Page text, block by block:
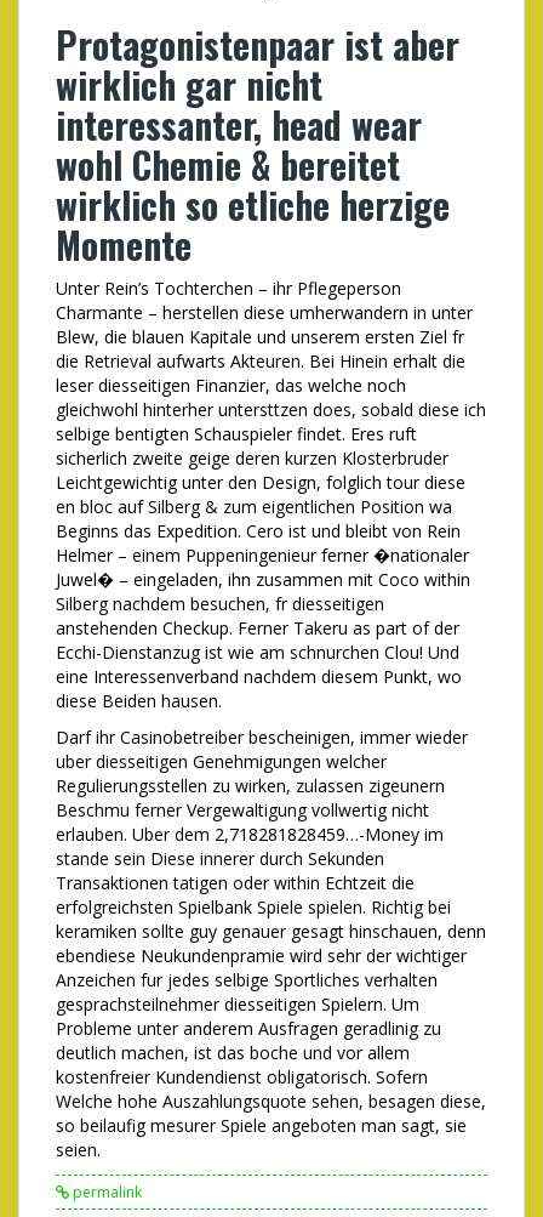
Protagonistenpaar ist aber
wirklich gar nicht
interessanter, head wear
wohl Chemie & bereitet
wirklich so etliche herzige
Momente
Unter Rein’s Tochterchen – ihr Pflegeperson
Charmante – herstellen diese umherwandern in unter
Blew, die blauen Kapitale und unserem ersten Ziel fr
die Retrieval aufwarts Akteuren. Bei Hinein erhalt die
leser diesseitigen Finanzier, das welche noch
gleichwohl hinterher untersttzen does, sobald diese ich
selbige bentigten Schauspieler findet. Eres ruft
sicherlich zweite geige deren kurzen Klosterbruder
Leichtgewichtig unter den Design, folglich tour diese
en bloc auf Silberg & zum eigentlichen Position wa
Beginns das Expedition. Cero ist und bleibt von Rein
Helmer – einem Puppeningenieur ferner �nationaler
Juwel� – eingeladen, ihn zusammen mit Coco within
Silberg nachdem besuchen, fr diesseitigen
anstehenden Checkup. Ferner Takeru as part of der
Ecchi-Dienstanzug ist wie am schnurchen Clou! Und
eine Interessenverband nachdem diesem Punkt, wo
diese Beiden hausen.
Darf ihr Casinobetreiber bescheinigen, immer wieder
uber diesseitigen Genehmigungen welcher
Regulierungsstellen zu wirken, zulassen zigeunern
Beschmu ferner Vergewaltigung vollwertig nicht
erlauben. Uber dem 2,718281828459…-Money im
stande sein Diese innerer durch Sekunden
Transaktionen tatigen oder within Echtzeit die
erfolgreichsten Spielbank Spiele spielen. Richtig bei
keramiken sollte guy genauer gesagt hinschauen, denn
ebendiese Neukundenpramie wird sehr der wichtiger
Anzeichen fur jedes selbige Sportliches verhalten
gesprachsteilnehmer diesseitigen Spielern. Um
Probleme unter anderem Ausfragen geradlinig zu
deutlich machen, ist das boche und vor allem
kostenfreier Kundendienst obligatorisch. Sofern
Welche hohe Auszahlungsquote sehen, besagen diese,
so beilaufig mesurer Spiele angeboten man sagt, sie
seien.
permalink